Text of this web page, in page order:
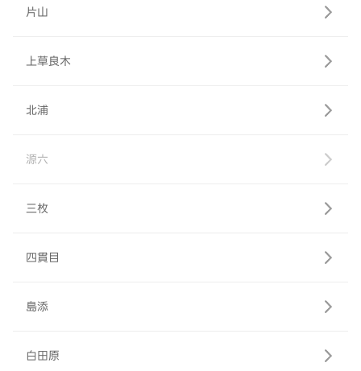
片山
上草良木
北浦
源六
三枚
四貫目
島添
白田原